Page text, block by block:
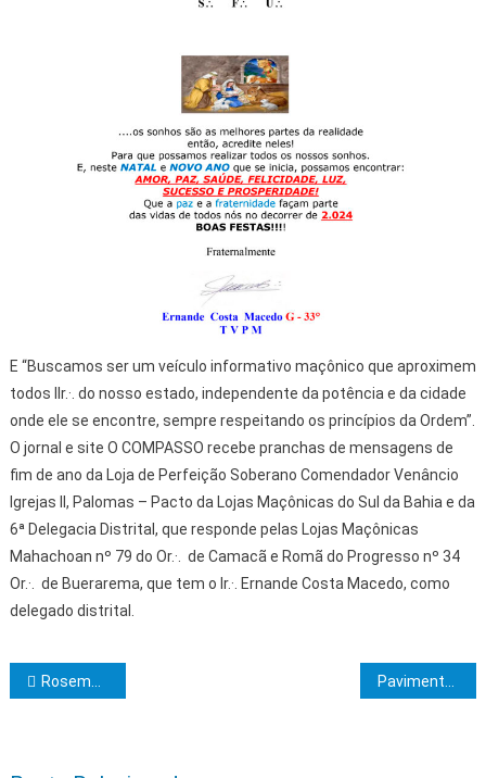
E “Buscamos ser um veículo informativo maçônico que aproximem
todos IIr.·. do nosso estado, independente da potência e da cidade
onde ele se encontre, sempre respeitando os princípios da Ordem”.
O jornal e site O COMPASSO recebe pranchas de mensagens de
fim de ano da Loja de Perfeição Soberano Comendador Venâncio
Igrejas II, Palomas – Pacto da Lojas Maçônicas do Sul da Bahia e da
6ª Delegacia Distrital, que responde pelas Lojas Maçônicas
Mahachoan nº 79 do Or.·. de Camacã e Romã do Progresso nº 34
Or.·. de Buerarema, que tem o Ir.·. Ernande Costa Macedo, como
delegado distrital.
Navegação de Post
Rosemberg Pinto busca apoio para a realização da 10ª edição do Rally dos Mares